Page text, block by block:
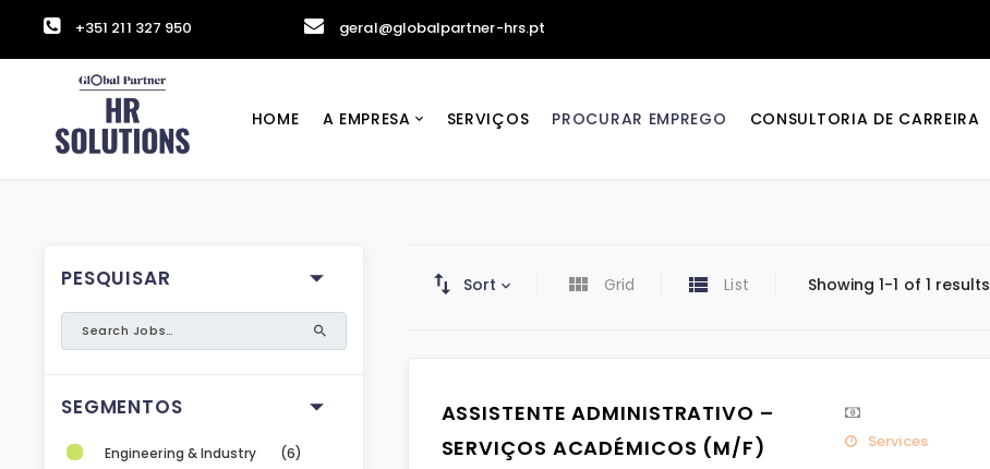
+351 211 327 950 geral@globalpartner-hrs.pt
HOME A EMPRESA SERVIÇOS PROCURAR EMPREGO CONSULTORIA DE CARREIRA
PESQUISAR
SEGMENTOS
Engineering & Industry
(6)
Sort Grid List Showing 1-1 of 1 results
ASSISTENTE ADMINISTRATIVO –
SERVIÇOS ACADÉMICOS (M/F)
Services